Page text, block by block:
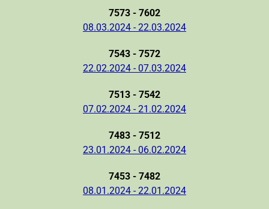
7573 - 7602
08.03.2024 - 22.03.2024
7543 - 7572
22.02.2024 - 07.03.2024
7513 - 7542
07.02.2024 - 21.02.2024
7483 - 7512
23.01.2024 - 06.02.2024
7453 - 7482
08.01.2024 - 22.01.2024